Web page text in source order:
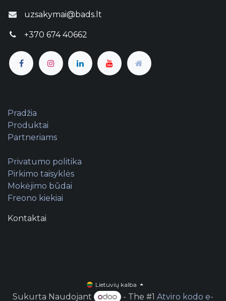
uzsakymai@bads.lt
+370 674 40662
Pradžia
Produktai
Partneriams
Privatumo politika
Pirkimo taisyklės
Mokėjimo būdai
Freono kiekiai
Kontaktai
Lietuvių kalba
Sukurta Naudojant - The #1Atviro kodo e-